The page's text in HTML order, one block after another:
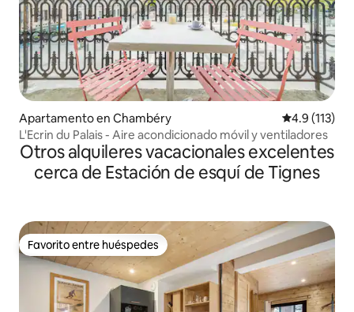
Apartamento en Chambéry Calificación
4.9 (113)
L'Ecrin du Palais - Aire acondicionado móvil y ventiladores
Otros alquileres vacacionales excelentes
cerca de Estación de esquí de Tignes
Favorito entre huéspedes
Favorito entre huéspedes